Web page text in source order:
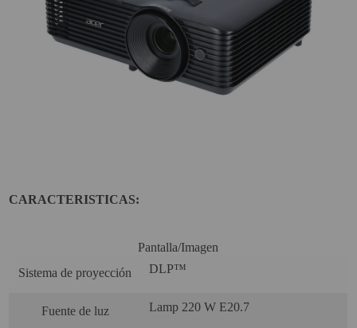
PROYECTOR PARA EL
MUNDIAL 2026
PROYECTOR PARA FUTBOL
¿QUÉ MODELO NECESITO?
PROYECCIÓN
CARACTERISTICAS:
Pantalla/Imagen
Sistema de proyección
DLP™
Fuente de luz Lamp 220 W E20.7